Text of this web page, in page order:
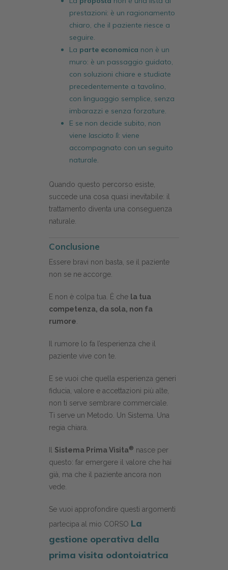
prestazioni: è un ragionamento
chiaro, che il paziente riesce a
seguire.
La parte economica non è un
muro: è un passaggio guidato,
con soluzioni chiare e studiate
precedentemente a tavolino,
con linguaggio semplice, senza
imbarazzi e senza forzature.
E se non decide subito, non
viene lasciato lì: viene
accompagnato con un seguito
naturale.
Quando questo percorso esiste,
succede una cosa quasi inevitabile: il
trattamento diventa una conseguenza
naturale.
Conclusione
Essere bravi non basta, se il paziente
non se ne accorge.
E non è colpa tua. È che la tua
competenza, da sola, non fa
rumore
Il rumore lo fa l’esperienza che il
paziente vive con te.
E se vuoi che quella esperienza generi
fiducia, valore e accettazioni più alte,
non ti serve sembrare commerciale.
Ti serve un Metodo. Un Sistema. Una
regia chiara.
Sistema Prima Visita® nasce per
questo: far emergere il valore che hai
già, ma che il paziente ancora non
vede.
Se vuoi approfondire questi argomenti
partecipa al mio CORSO La
gestione operativa della
prima visita odontoiatrica